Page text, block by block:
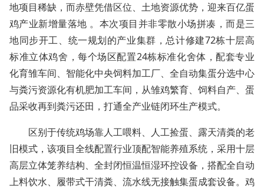
地项目稀缺，而赤壁凭借区位、土地资源优势，迎来百亿蛋
鸡产业新增量落地 。本次项目并非零散小场拼凑，而是三
地同步开工、统一规划的产业集群，总计修建72栋十层高
标准立体鸡舍，每个场区配置24栋标准化舍体，配套专业
化育雏车间、智能化中央饲料加工厂、全自动集蛋分选中心
与粪污资源化有机肥加工车间，从雏鸡繁育、饲料自产、蛋
品采收再到粪污还田，打通全产业链闭环生产模式。
区别于传统鸡场靠人工喂料、人工捡蛋、露天清粪的老
旧模式，该项目全线配置行业顶配智能养殖系统，采用十层
高层立体笼养结构、全封闭恒温恒湿环控设备，搭配全自动
上料饮水、履带式干清粪、流水线无接触集蛋成套设备。鸡